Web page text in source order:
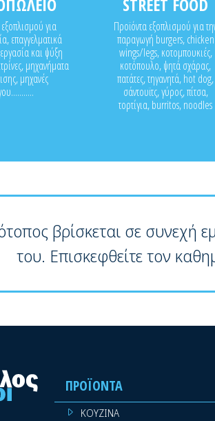
για
επαγγελματικά
και ψύξη
μηχανήματα
μηχανές
STREET FOOD
Προϊόντα εξοπλισμού για
παραγωγή burgers, chicken
wings/legs, κοτομπουκιές,
κοτόπουλο, ψητά σχάρας,
πατάτες, τηγανητά, hot dog,
σάντουϊτς, γύρος, πίτσα,
τορτίγια, burritos, noodles
βρίσκεται σε συνεχή
του. Επισκεφθείτε τον
ΠΡΟΪΌΝΤΑ
ΚΟΥΖΙΝΑ